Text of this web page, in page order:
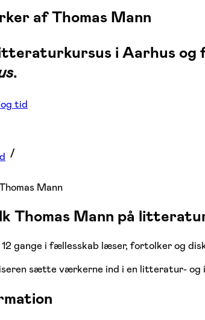
af Thomas Mann
i Aarhus og
.
tid
Mann
Thomas Mann på
gange i fællesskab læser, fortolker og
sætte værkerne ind i en litteratur- og